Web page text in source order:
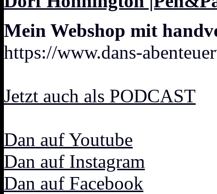
Mein Webshop mit
https://www.dans-
Jetzt auch als PODCAST
Dan auf Youtube
Dan auf Instagram
Dan auf Facebook